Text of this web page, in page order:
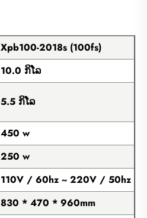
Xpb100-2018s (100fs)
10.0 ກິໂລ
5.5 ກິໂລ
450 w
250 w
110V / 60hz ~ 220V / 50hz
830 * 470 * 960mm